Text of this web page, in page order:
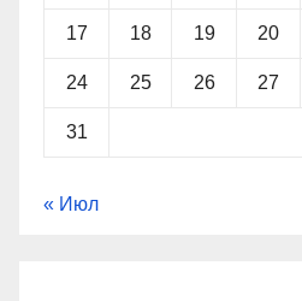
17 18 19 20
24 25 26 27
31
« Июл